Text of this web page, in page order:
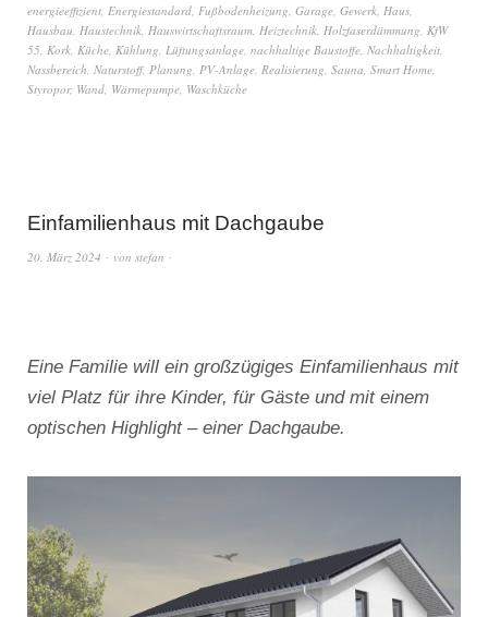
energieeffizient Energiestandard Fußbodenheizung Garage Gewerk Haus
Hausbau Haustechnik Hauswirtschaftsraum Heiztechnik Holzfaserdämmung KfW
55 Kork Küche Kühlung Lüftungsanlage nachhaltige Baustoffe Nachhaltigkeit
Nassbereich Naturstoff, Planung PV-Anlage Realisierung Sauna Smart Home
Styropor, Wand Wärmepumpe Waschküche
Einfamilienhaus mit Dachgaube
20. März 2024 von stefan
Eine Familie will ein großzügiges Einfamilienhaus mit
viel Platz für ihre Kinder, für Gäste und mit einem
optischen Highlight – einer Dachgaube.